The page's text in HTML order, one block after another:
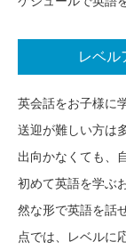
レベル
英会話をお子様に
送迎が難しい方は
出向かなくても、
初めて英語を学ぶ
然な形で英語を話
点では、レベルに